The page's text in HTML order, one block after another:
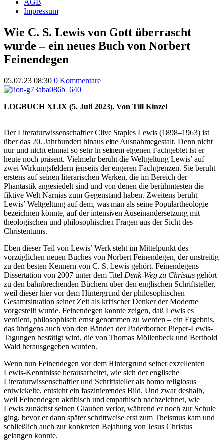
AGB
Impressum
Wie C. S. Lewis von Gott überrascht
wurde – ein neues Buch von Norbert
Feinendegen
05.07.23 08:30 0 Kommentare
LOGBUCH XLIX (5. Juli 2023). Von Till Kinzel
Der Literaturwissenschaftler Clive Staples Lewis (1898–1963) ist
über das 20. Jahrhundert hinaus eine Ausnahmegestalt. Denn nicht
nur und nicht einmal so sehr in seinem eigenen Fachgebiet ist er
heute noch präsent. Vielmehr beruht die Weltgeltung Lewis’ auf
zwei Wirkungsfeldern jenseits der engeren Fachgrenzen. Sie beruht
erstens auf seinen literarischen Werken, die im Bereich der
Phantastik angesiedelt sind und von denen die berühmtesten die
fiktive Welt Narnias zum Gegenstand haben. Zweitens beruht
Lewis’ Weltgeltung auf dem, was man als seine Populartheologie
bezeichnen könnte, auf der intensiven Auseinandersetzung mit
theologischen und philosophischen Fragen aus der Sicht des
Christentums.
Eben dieser Teil von Lewis’ Werk steht im Mittelpunkt des
vorzüglichen neuen Buches von Norbert Feinendegen, der unstreitig
zu den besten Kennern von C. S. Lewis gehört. Feinendegens
Dissertation von 2007 unter dem Titel Denk-Weg zu Christus gehört
zu den bahnbrechenden Büchern über den englischen Schriftsteller,
weil dieser hier vor dem Hintergrund der philosophischen
Gesamtsituation seiner Zeit als kritischer Denker der Moderne
vorgestellt wurde. Feinendegen konnte zeigen, daß Lewis es
verdient, philosophisch ernst genommen zu werden – ein Ergebnis,
das übrigens auch von den Bänden der Paderborner Pieper-Lewis-
Tagungen bestätigt wird, die von Thomas Möllenbeck und Berthold
Wald herausgegeben wurden.
Wenn nun Feinendegen vor dem Hintergrund seiner exzellenten
Lewis-Kenntnisse herausarbeitet, wie sich der englische
Literaturwissenschaftler und Schriftsteller als homo religiosus
entwickelte, entsteht ein faszinierendes Bild. Und zwar deshalb,
weil Feinendegen akribisch und empathisch nachzeichnet, wie
Lewis zunächst seinen Glauben verlor, während er noch zur Schule
ging, bevor er dann später schrittweise erst zum Theismus kam und
schließlich auch zur konkreten Bejahung von Jesus Christus
gelangen konnte.